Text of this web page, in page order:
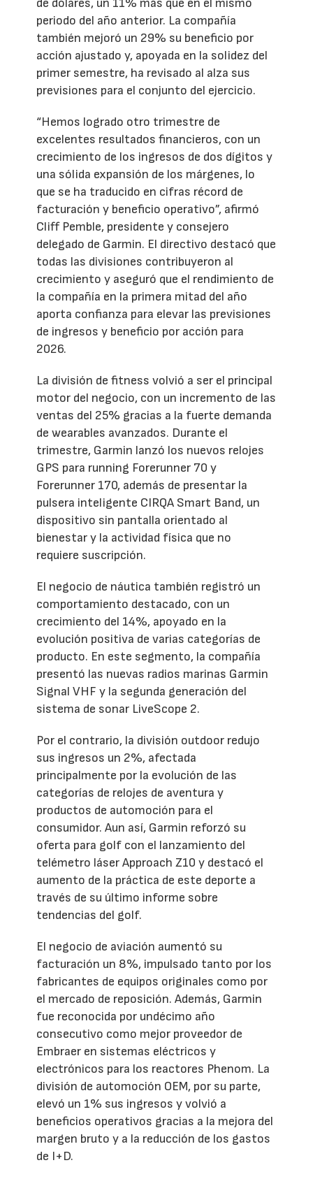
de dólares, un 11% más que en el mismo
periodo del año anterior. La compañía
también mejoró un 29% su beneficio por
acción ajustado y, apoyada en la solidez del
primer semestre, ha revisado al alza sus
previsiones para el conjunto del ejercicio.
“Hemos logrado otro trimestre de
excelentes resultados financieros, con un
crecimiento de los ingresos de dos dígitos y
una sólida expansión de los márgenes, lo
que se ha traducido en cifras récord de
facturación y beneficio operativo”, afirmó
Cliff Pemble, presidente y consejero
delegado de Garmin. El directivo destacó que
todas las divisiones contribuyeron al
crecimiento y aseguró que el rendimiento de
la compañía en la primera mitad del año
aporta confianza para elevar las previsiones
de ingresos y beneficio por acción para
2026.
La división de fitness volvió a ser el principal
motor del negocio, con un incremento de las
ventas del 25% gracias a la fuerte demanda
de wearables avanzados. Durante el
trimestre, Garmin lanzó los nuevos relojes
GPS para running Forerunner 70 y
Forerunner 170, además de presentar la
pulsera inteligente CIRQA Smart Band, un
dispositivo sin pantalla orientado al
bienestar y la actividad física que no
requiere suscripción.
El negocio de náutica también registró un
comportamiento destacado, con un
crecimiento del 14%, apoyado en la
evolución positiva de varias categorías de
producto. En este segmento, la compañía
presentó las nuevas radios marinas Garmin
Signal VHF y la segunda generación del
sistema de sonar LiveScope 2.
Por el contrario, la división outdoor redujo
sus ingresos un 2%, afectada
principalmente por la evolución de las
categorías de relojes de aventura y
productos de automoción para el
consumidor. Aun así, Garmin reforzó su
oferta para golf con el lanzamiento del
telémetro láser Approach Z10 y destacó el
aumento de la práctica de este deporte a
través de su último informe sobre
tendencias del golf.
El negocio de aviación aumentó su
facturación un 8%, impulsado tanto por los
fabricantes de equipos originales como por
el mercado de reposición. Además, Garmin
fue reconocida por undécimo año
consecutivo como mejor proveedor de
Embraer en sistemas eléctricos y
electrónicos para los reactores Phenom. La
división de automoción OEM, por su parte,
elevó un 1% sus ingresos y volvió a
beneficios operativos gracias a la mejora del
margen bruto y a la reducción de los gastos
de I+D.